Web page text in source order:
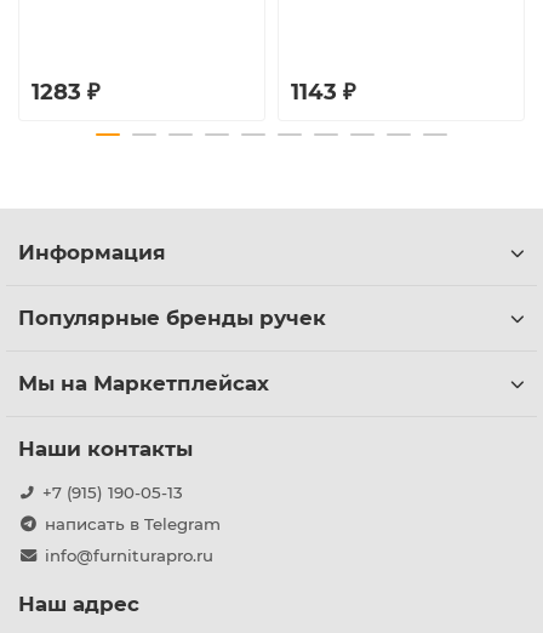
1283 ₽ 1143 ₽
Информация
Популярные бренды ручек
Мы на Маркетплейсах
Наши контакты
+7 (915) 190-05-13
написать в Telegram
info@furniturapro.ru
Наш адрес